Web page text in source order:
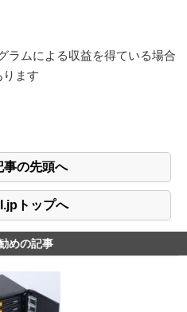
ラムによる収益を得ている場合
ります
事の先頭へ
トップへ
めの記事